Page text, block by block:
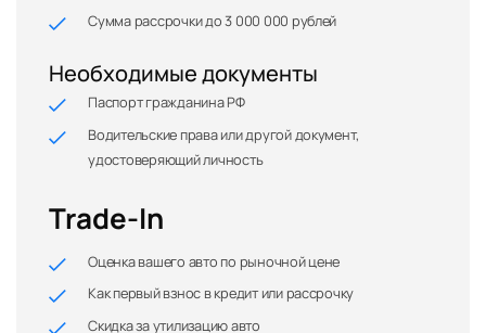
Сумма рассрочки до 3 000 000 рублей
Необходимые документы
Паспорт гражданина РФ
Водительские права или другой документ,
удостоверяющий личность
Trade-In
Оценка вашего авто по рыночной цене
Как первый взнос в кредит или рассрочку
Скидка за утилизацию авто